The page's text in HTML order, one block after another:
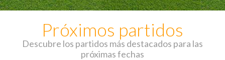
Próximos partidos
Descubre los partidos más destacados para las
próximas fechas